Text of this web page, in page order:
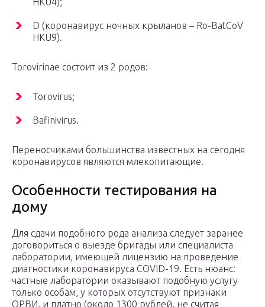
D (коронавирус ночных крыланов – Ro-BatCoV
HKU9).
Torovirinae состоит из 2 родов:
Torovirus;
Bafinivirus.
Переносчиками большинства известных на сегодня
коронавирусов являются млекопитающие.
Особенности тестирования на
дому
Для сдачи подобного рода анализа следует заранее
договориться о выезде бригады или специалиста
лаборатории, имеющей лицензию на проведение
диагностики коронавируса COVID-19. Есть нюанс:
частные лаборатории оказывают подобную услугу
только особам, у которых отсутствуют признаки
ОРВИ, и платно (около 1300 рублей, не считая